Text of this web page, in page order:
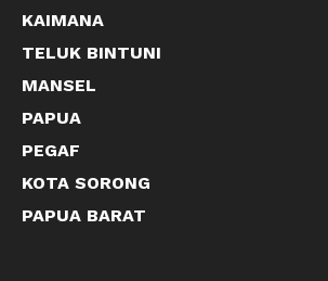
KAIMANA
TELUK BINTUNI
MANSEL
PAPUA
PEGAF
KOTA SORONG
PAPUA BARAT